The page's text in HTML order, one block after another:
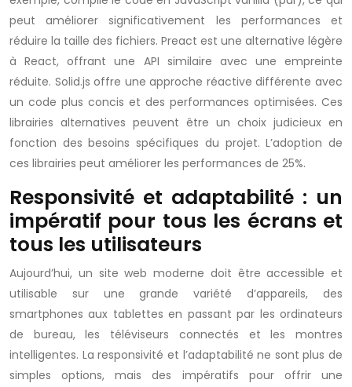
peut améliorer significativement les performances et
réduire la taille des fichiers. Preact est une alternative légère
à React, offrant une API similaire avec une empreinte
réduite. Solid.js offre une approche réactive différente avec
un code plus concis et des performances optimisées. Ces
librairies alternatives peuvent être un choix judicieux en
fonction des besoins spécifiques du projet. L’adoption de
ces librairies peut améliorer les performances de 25%.
Responsivité et adaptabilité : un
impératif pour tous les écrans et
tous les utilisateurs
Aujourd’hui, un site web moderne doit être accessible et
utilisable sur une grande variété d’appareils, des
smartphones aux tablettes en passant par les ordinateurs
de bureau, les téléviseurs connectés et les montres
intelligentes. La responsivité et l’adaptabilité ne sont plus de
simples options, mais des impératifs pour offrir une